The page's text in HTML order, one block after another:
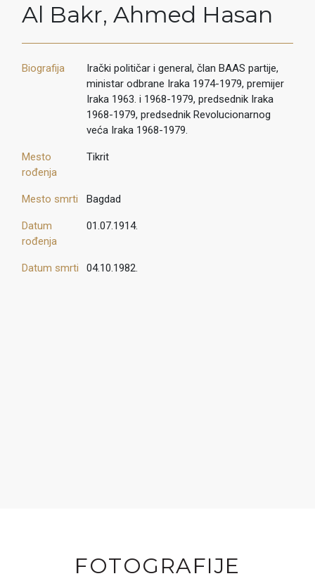
Al Bakr, Ahmed Hasan
Biografija
Irački političar i general, član BAAS partije,
ministar odbrane Iraka 1974-1979, premijer
Iraka 1963. i 1968-1979, predsednik Iraka
1968-1979, predsednik Revolucionarnog
veća Iraka 1968-1979.
Mesto
rođenja
Tikrit
Mesto smrti Bagdad
Datum
rođenja
01.07.1914.
Datum smrti 04.10.1982.
FOTOGRAFIJE